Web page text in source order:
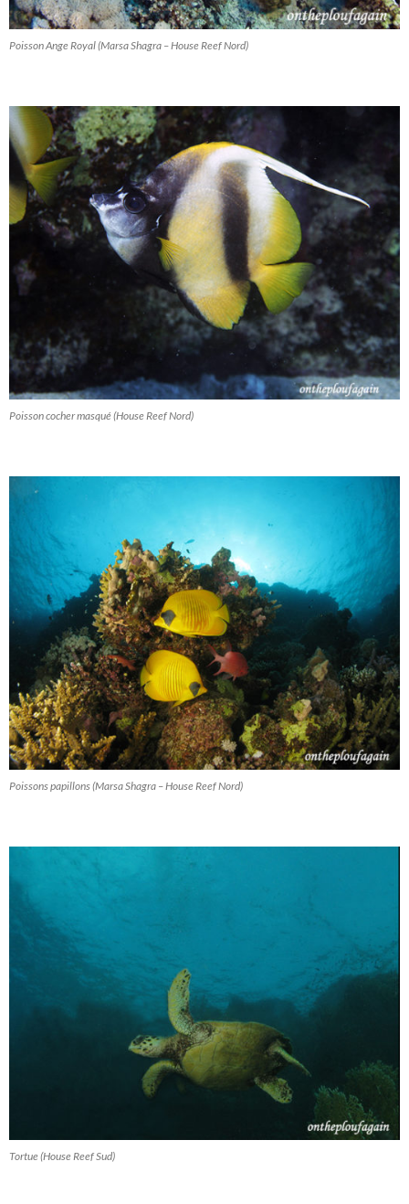
Poisson Ange Royal (Marsa Shagra – House Reef Nord)
Poisson cocher masqué (House Reef Nord)
Poissons papillons (Marsa Shagra – House Reef Nord)
Tortue (House Reef Sud)